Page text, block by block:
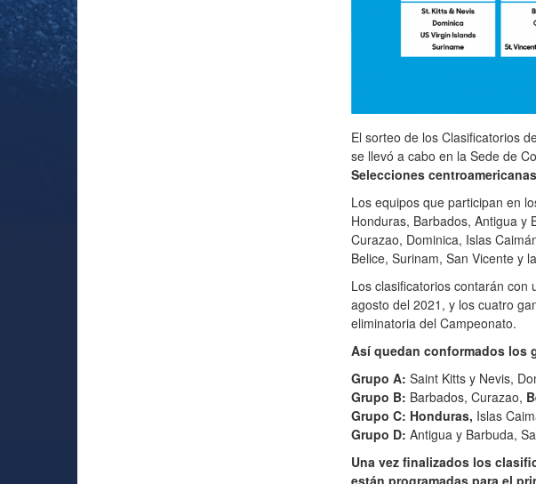
El sorteo de los Clasificatorios
se llevó a cabo en la Sede de
Selecciones
Los equipos que participan en
Honduras, Barbados, Antigua y
Curazao, Dominica, Islas
Belice, Surinam, San Vicente y
Los clasificatorios contarán
agosto del 2021, y los cuatro
eliminatoria del Campeonato.
Así quedan conformados los
Grupo A: Saint Kitts y Nevis,
Grupo B: Barbados, Curazao,
Grupo C: Honduras, Islas
Grupo D: Antigua y Barbuda,
Una vez finalizados los